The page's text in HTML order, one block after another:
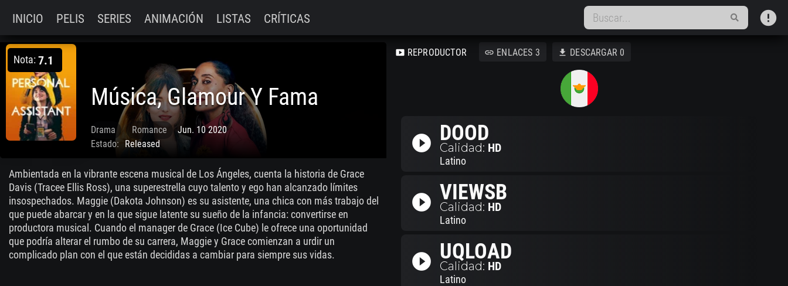
INICIO PELIS SERIES ANIMACIÓN LISTAS CRÍTICAS error
Nota:7.1
Música, Glamour Y Fama
Drama Romance
Jun. 10 2020
Estado:
Released
Ambientada en la vibrante escena musical de Los Ángeles, cuenta la historia de Grace
Davis (Tracee Ellis Ross), una superestrella cuyo talento y ego han alcanzado límites
insospechados. Maggie (Dakota Johnson) es su asistente, una chica con más trabajo del
que puede abarcar y en la que sigue latente su sueño de la infancia: convertirse en
productora musical. Cuando el manager de Grace (Ice Cube) le ofrece una oportunidad
que podría alterar el rumbo de su carrera, Maggie y Grace comienzan a urdir un
complicado plan con el que están decididas a cambiar para siempre sus vidas.
smart_display REPRODUCTOR link ENLACES 3 download DESCARGAR 0
play_circle_filled DOOD
Calidad: HD
Latino
play_circle_filled VIEWSB
Calidad: HD
Latino
play_circle_filled UQLOAD
Calidad: HD
Latino